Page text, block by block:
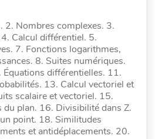
2. Nombres complexes. 3.
Calcul différentiel. 5.
7. Fonctions logarithmes,
8. Suites numériques.
différentielles. 11.
13. Calcul vectoriel et
scalaire et vectoriel. 15.
du plan. 16. Divisibilité dans Z.
point. 18. Similitudes
et antidéplacements. 20.